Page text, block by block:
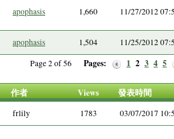
apophasis 1,660 11/27/2012
apophasis 1,504
11/25/2012
Page 2 of 56 Pages: 1 2 3 4 5
作者 Views 發表時間
frlily 1783 03/07/2017